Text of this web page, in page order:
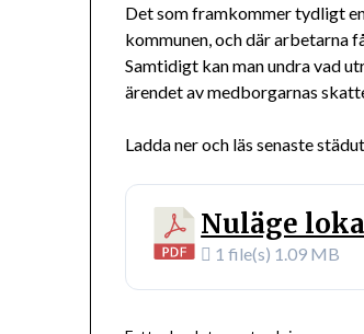
Det som framkommer tydligt
kommunen, och där arbetarna
Samtidigt kan man undra vad
ärendet av medborgarnas
Ladda ner och läs senaste
Nuläge
1 file(s) 1.09 MB